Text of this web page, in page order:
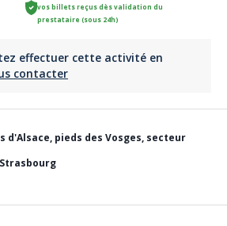
vos billets reçus dès validation du
prestataire (sous 24h)
effectuer cette activité en
contacter
d'Alsace, pieds des Vosges, secteur